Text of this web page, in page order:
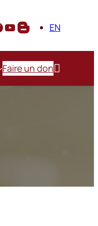
EN
Faire un don